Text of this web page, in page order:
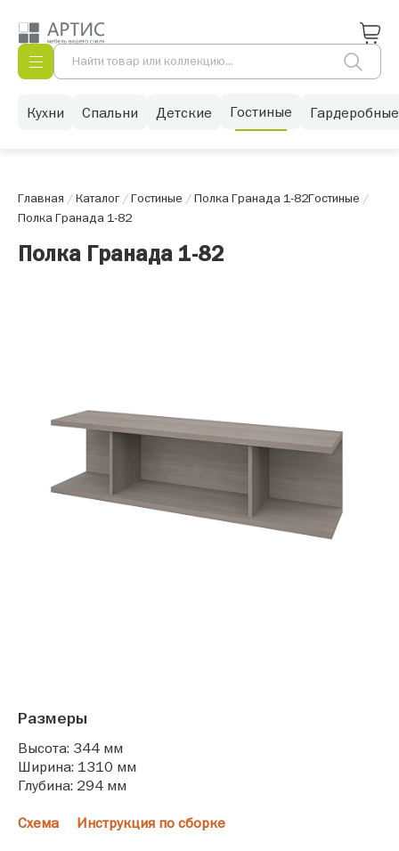
Кухни Спальни Детские Гостиные Гардеробные
Главная /Каталог/Гостиные /Полка Гранада 1-82Гостиные /
Полка Гранада 1-82
Полка Гранада 1-82
Размеры
Высота: 344 мм
Ширина: 1310 мм
Глубина: 294 мм
Схема Инструкция по сборке